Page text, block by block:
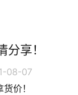
享！
08-07
价！